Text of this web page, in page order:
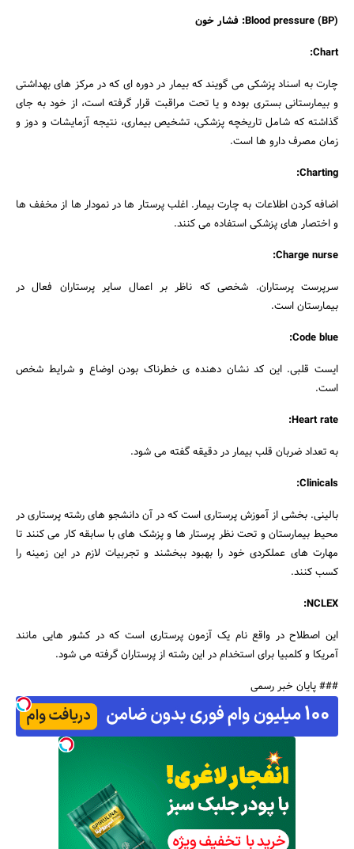
Blood pressure (BP): فشار خون
Chart:
چارت به اسناد پزشکی می گویند که بیمار در دوره ای که در مرکز های بهداشتی
و بیمارستانی بستری بوده و یا تحت مراقبت قرار گرفته است، از خود به جای
گذاشته که شامل تاریخچه پزشکی، تشخیص بیماری، نتیجه آزمایشات و دوز و
زمان مصرف دارو ها است.
Charting:
اضافه کردن اطلاعات به چارت بیمار. اغلب پرستار ها در نمودار ها از مخفف ها
و اختصار های پزشکی استفاده می کنند.
Charge nurse:
سرپرست پرستاران. شخصی که ناظر بر اعمال سایر پرستاران فعال در
بیمارستان است.
Code blue:
ایست قلبی. این کد نشان دهنده ی خطرناک بودن اوضاع و شرایط شخص
است.
Heart rate:
به تعداد ضربان قلب بیمار در دقیقه گفته می شود.
Clinicals:
بالینی. بخشی از آموزش پرستاری است که در آن دانشجو های رشته پرستاری در
محیط بیمارستان و تحت نظر پرستار ها و پزشک های با سابقه کار می کنند تا
مهارت های عملکردی خود را بهبود ببخشند و تجربیات لازم در این زمینه را
کسب کنند.
NCLEX:
این اصطلاح در واقع نام یک آزمون پرستاری است که در کشور هایی مانند
آمریکا و کلمبیا برای استخدام در این رشته از پرستاران گرفته می شود.
### پایان خبر رسمی